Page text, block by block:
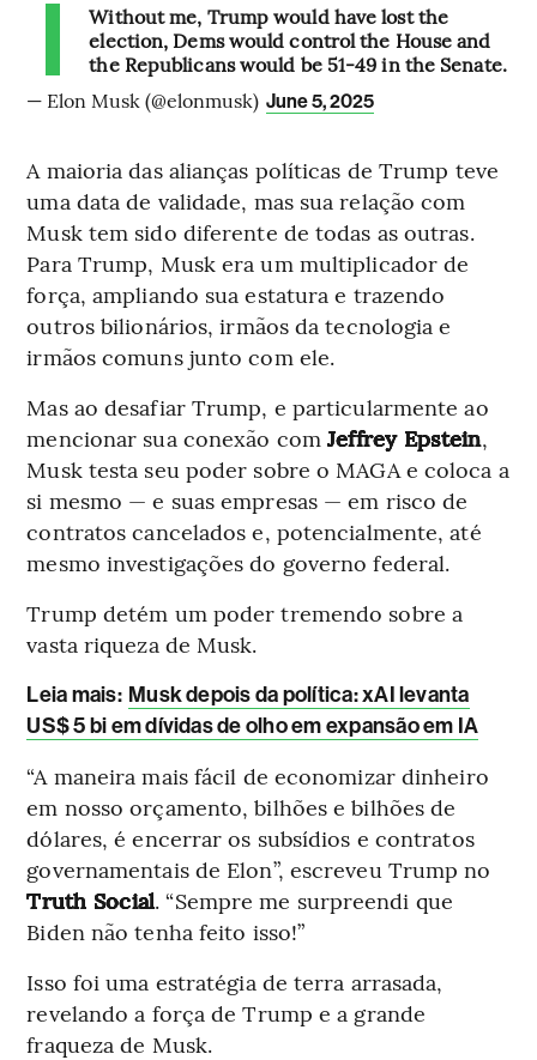
Without me, Trump would have lost the
election, Dems would control the House and
the Republicans would be 51-49 in the Senate.
— Elon Musk (@elonmusk) June 5, 2025
A maioria das alianças políticas de Trump teve
uma data de validade, mas sua relação com
Musk tem sido diferente de todas as outras.
Para Trump, Musk era um multiplicador de
força, ampliando sua estatura e trazendo
outros bilionários, irmãos da tecnologia e
irmãos comuns junto com ele.
Mas ao desafiar Trump, e particularmente ao
mencionar sua conexão com Jeffrey Epstein,
Musk testa seu poder sobre o MAGA e coloca a
si mesmo — e suas empresas — em risco de
contratos cancelados e, potencialmente, até
mesmo investigações do governo federal.
Trump detém um poder tremendo sobre a
vasta riqueza de Musk.
Leia mais: Musk depois da política: xAI levanta
US$ 5 bi em dívidas de olho em expansão em IA
“A maneira mais fácil de economizar dinheiro
em nosso orçamento, bilhões e bilhões de
dólares, é encerrar os subsídios e contratos
governamentais de Elon”, escreveu Trump no
Truth Social. “Sempre me surpreendi que
Biden não tenha feito isso!”
Isso foi uma estratégia de terra arrasada,
revelando a força de Trump e a grande
fraqueza de Musk.